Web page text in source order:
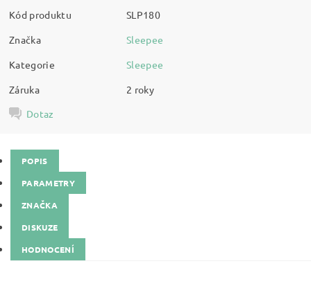
Kód produktu
SLP180
Značka
Sleepee
Kategorie
Sleepee
Záruka
2 roky
Dotaz
POPIS
PARAMETRY
ZNAČKA
DISKUZE
HODNOCENÍ